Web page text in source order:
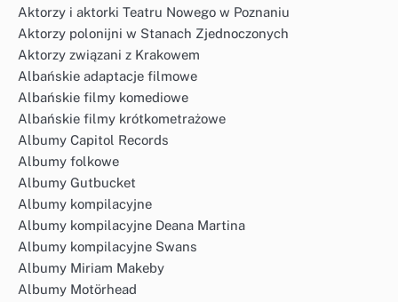
Aktorzy i aktorki Teatru Nowego w Poznaniu
Aktorzy polonijni w Stanach Zjednoczonych
Aktorzy związani z Krakowem
Albańskie adaptacje filmowe
Albańskie filmy komediowe
Albańskie filmy krótkometrażowe
Albumy Capitol Records
Albumy folkowe
Albumy Gutbucket
Albumy kompilacyjne
Albumy kompilacyjne Deana Martina
Albumy kompilacyjne Swans
Albumy Miriam Makeby
Albumy Motörhead